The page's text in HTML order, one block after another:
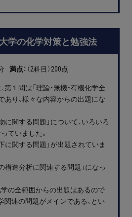
学の化学対策と勉強法
満点： （2科目）200点
第１問は「理論・無機・有機化学全
あり、様々な内容からの出題にな
に関する問題」について、いろいろ
ていました。
に関する問題」が出題されていま
構造分析に関連する問題」になっ
の全範囲からの出題はあるので
関連の問題がメインである、とい